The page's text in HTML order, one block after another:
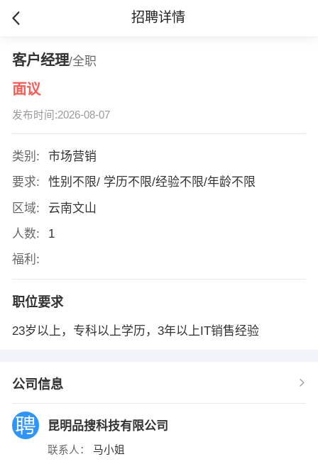
招聘详情
客户经理/全职
面议
发布时间:2026-08-07
类别:
市场营销
要求:
性别不限/ 学历不限/经验不限/年龄不限
区域:
云南文山
人数:
1
福利:
职位要求
23岁以上，专科以上学历，3年以上IT销售经验
公司信息
昆明品搜科技有限公司
联系人： 马小姐